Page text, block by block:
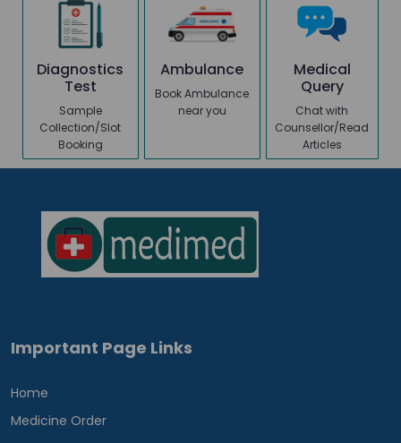
Diagnostics
Test
Sample
Collection/Slot
Booking
Ambulance
Book Ambulance
near you
Medical
Query
Chat with
Counsellor/Read
Articles
Important Page Links
Home
Medicine Order